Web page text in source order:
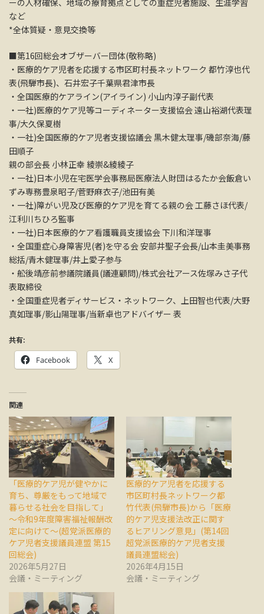
ーの人材確保、地域の療育拠点としての重症児者施設、生涯学習
など
*全体質疑・意見交換等
■第16回総会オブザーバー団体(敬称略)
・医療的ケア児者を応援する市区町村長ネットワーク 都竹淳也代
表(飛騨市長)、石井宏子千葉県君津市長
・全国医療的ケアライン(アイライン) 小山内淳子副代表
・一社)医療的ケア児等コーディネーター支援協会 遠山裕湖代表理
事/大久保夏樹
・一社)全国医療的ケア児者支援協議会 黒木健太理事/磯部奈海/藤
田順子
親の部会長 小林正幸 綾崇&綾綾子
・一社)日本小児在宅医学会事務局医療法人財団はるたか会飯倉い
ずみ専務豊泉昭子/菅野麻衣子/池田有美
・一社)障がい児及び医療的ケア児を育てる親の会 工藤さほ代表/
江利川ちひろ監事
・一社)日本医療的ケア看護職員支援協会 下川和洋理事
・全国重症心身障害児(者)を守る会 安部井聖子会長/山本圭美事務
総括/青木健理事/井上愛子参与
・舩後靖彦前参議院議員(議連顧問)/株式会社アース佐塚みさ子代
表取締役
・全国重症児者ディサービス・ネットワーク、上田智也代表/大野
真如理事/影山陽理事/当新卓也アドバイザー 表
共有:
Facebook X
関連
「医療的ケア児が健やかに
育ち、尊厳をもって地域で
暮らせる社会を目指して」
～令和9年度障害福祉報酬改
定に向けて～(超党派医療的
ケア児者⽀援議員連盟 第15
回総会)
2026年5月27日
会議・ミーティング
医療的ケア児者を応援する
市区町村長ネットワーク都
竹代表(飛騨市長)から「医療
的ケア児支援法改正に関す
るヒアリング意見」(第14回
超党派医療的ケア児者支援
議員連盟総会)
2026年4月15日
会議・ミーティング